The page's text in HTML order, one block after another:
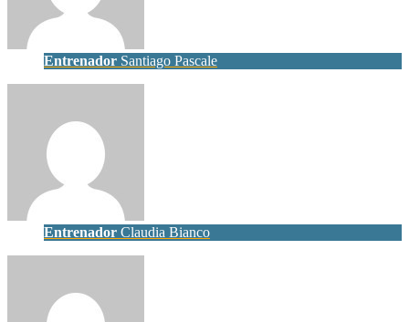
Entrenador Santiago Pascale
Entrenador Claudia Bianco